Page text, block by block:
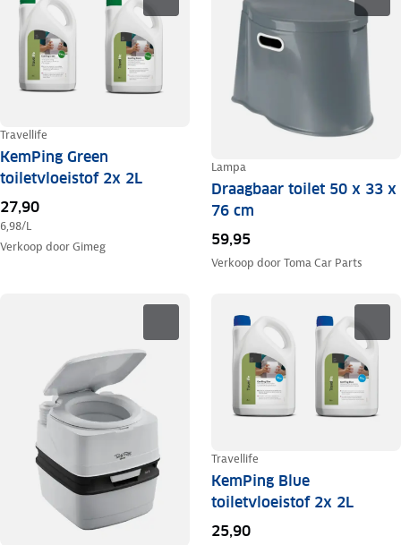
Travellife
KemPing Green
toiletvloeistof 2x 2L
27,90
6,98/L
Verkoop doorGimeg
Lampa
Draagbaar toilet 50 x 33 x
76 cm
59,95
Verkoop doorToma Car Parts
Travellife
KemPing Blue
toiletvloeistof 2x 2L
25,90